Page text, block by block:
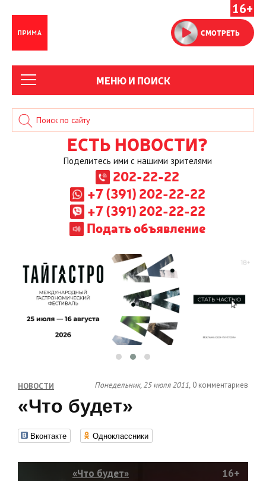
16+
СМОТРЕТЬ
МЕНЮ И ПОИСК
ЕСТЬ НОВОСТИ?
Поделитесь ими с нашими зрителями
202-22-22
+7 (391) 202-22-22
+7 (391) 202-22-22
Подать объявление
НОВОСТИ Понедельник, 25 июля 2011, 0 комментариев
«Что будет»
Вконтакте Одноклассники
«Что будет» 16+